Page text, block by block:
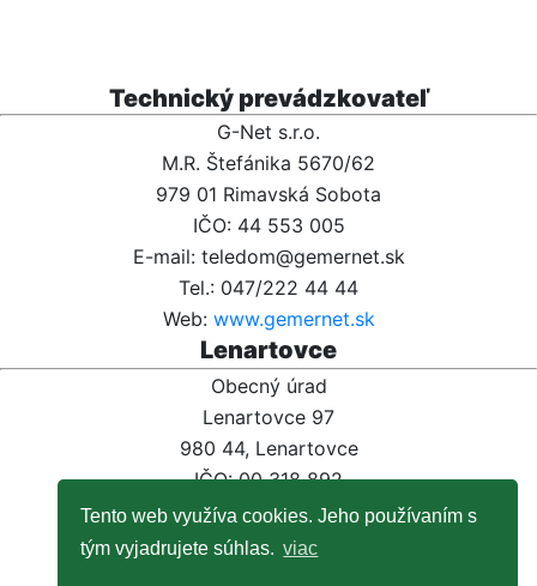
Tento web využíva cookies. Jeho používaním s
tým vyjadrujete súhlas. viac
Technický prevádzkovateľ
G-Net s.r.o.
M.R. Štefánika 5670/62
979 01 Rimavská Sobota
IČO: 44 553 005
E-mail: teledom@gemernet.sk
Tel.: 047/222 44 44
Web: www.gemernet.sk
Lenartovce
Obecný úrad
Lenartovce 97
980 44, Lenartovce
IČO: 00 318 892
E-mail:info@lenartovce.sk
Tel.:047/559 32 11